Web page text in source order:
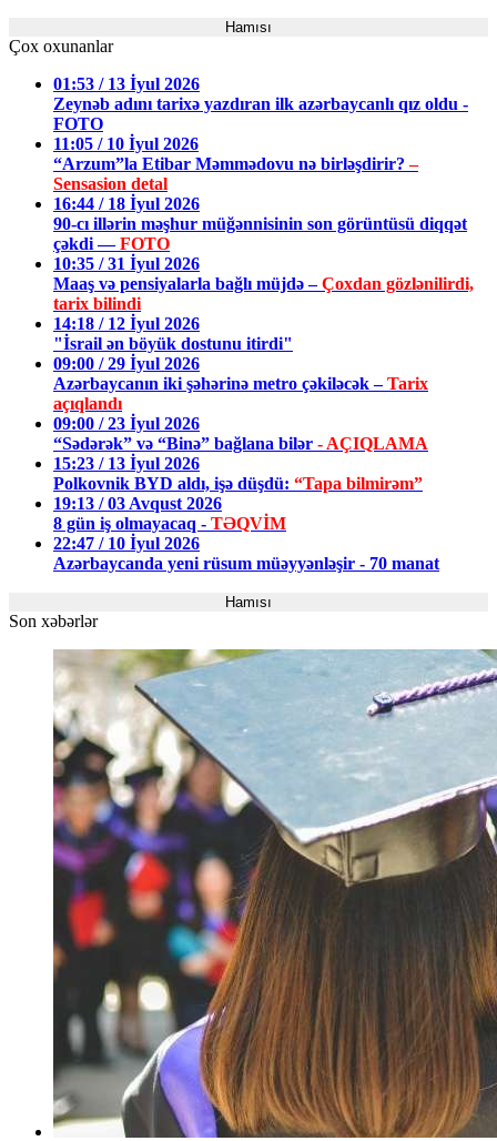
Hamısı
Çox oxunanlar
01:53 / 13 İyul 2026
Zeynəb adını tarixə yazdıran ilk azərbaycanlı qız oldu -
FOTO
11:05 / 10 İyul 2026
“Arzum”la Etibar Məmmədovu nə birləşdirir?–
Sensasion detal
16:44 / 18 İyul 2026
90-cı illərin məşhur müğənnisinin son görüntüsü diqqət
çəkdi —FOTO
10:35 / 31 İyul 2026
Maaş və pensiyalarla bağlı müjdə –Çoxdan gözlənilirdi,
tarix bilindi
14:18 / 12 İyul 2026
"İsrail ən böyük dostunu itirdi"
09:00 / 29 İyul 2026
Azərbaycanın iki şəhərinə metro çəkiləcək –Tarix
açıqlandı
09:00 / 23 İyul 2026
“Sədərək” və “Binə” bağlana bilər - AÇIQLAMA
15:23 / 13 İyul 2026
Polkovnik BYD aldı, işə düşdü: “Tapa bilmirəm”
19:13 / 03 Avqust 2026
8 gün iş olmayacaq - TƏQVİM
22:47 / 10 İyul 2026
Azərbaycanda yeni rüsum müəyyənləşir - 70 manat
Hamısı
Son xəbərlər